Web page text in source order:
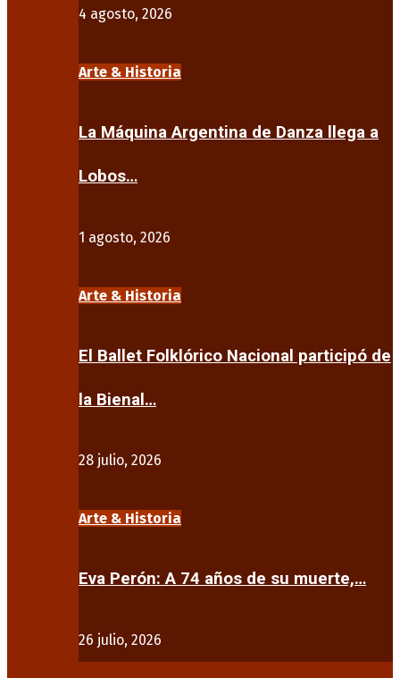
4 agosto, 2026
Arte & Historia
La Máquina Argentina de Danza llega a
Lobos…
1 agosto, 2026
Arte & Historia
El Ballet Folklórico Nacional participó de
la Bienal…
28 julio, 2026
Arte & Historia
Eva Perón: A 74 años de su muerte,…
26 julio, 2026